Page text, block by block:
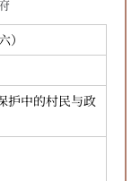
）
护中的村民与政